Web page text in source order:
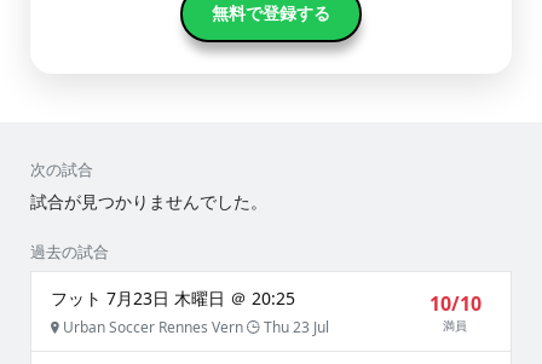
無料で登録する
次の試合
試合が見つかりませんでした。
過去の試合
フット 7月23日 木曜日 ＠ 20:25
Urban Soccer Rennes Vern Thu 23 Jul
10/10
満員